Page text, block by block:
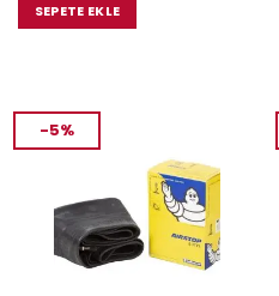
₺2,000.00.
SEPETE EKLE
-5%